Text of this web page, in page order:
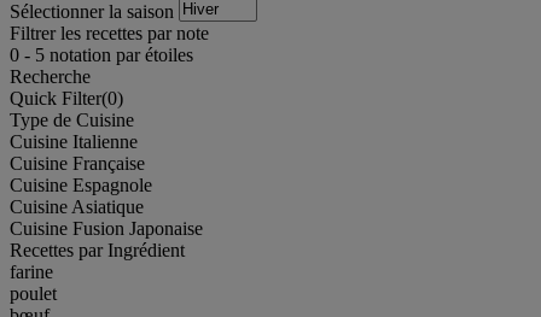
Sélectionner la saison
Filtrer les recettes par note
0 - 5 notation par étoiles
Recherche
Quick Filter(0)
Type de Cuisine
Cuisine Italienne
Cuisine Française
Cuisine Espagnole
Cuisine Asiatique
Cuisine Fusion Japonaise
Recettes par Ingrédient
farine
poulet